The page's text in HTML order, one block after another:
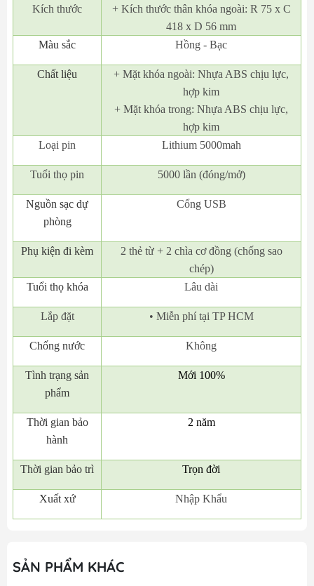
Kích thước
+ Kích thước thân khóa ngoài: R 75 x C
418 x D 56 mm
Màu sắc
Hồng - Bạc
Chất liệu
+ Mặt khóa ngoài: Nhựa ABS chịu lực,
hợp kim
+ Mặt khóa trong: Nhựa ABS chịu lực,
hợp kim
Loại pin
Lithium 5000mah
Tuổi thọ pin 5000 lần (đóng/mở)
Nguồn sạc dự
phòng
Cổng USB
Phụ kiện đi kèm
2 thẻ từ + 2 chìa cơ đồng (chống sao
chép)
Tuổi thọ khóa
Lâu dài
Lắp đặt • Miễn phí tại TP HCM
Chống nước Không
Tình trạng sản
phẩm
Mới 100%
Thời gian bảo
hành
2 năm
Thời gian bảo trì Trọn đời
Xuất xứ Nhập Khẩu
SẢN PHẨM KHÁC